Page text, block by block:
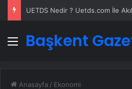
Menü
Başkent
Anasayfa / Ekonomi